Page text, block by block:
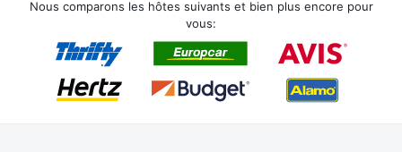
Nous comparons les hôtes suivants et bien plus encore pour
vous: